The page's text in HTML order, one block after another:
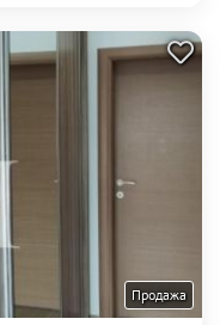
Продажа